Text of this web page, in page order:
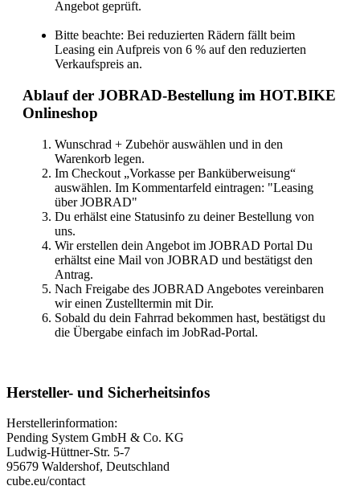
Angebot geprüft.
Bitte beachte: Bei reduzierten Rädern fällt beim
Leasing ein Aufpreis von 6 % auf den reduzierten
Verkaufspreis an.
Ablauf der JOBRAD-Bestellung im HOT.BIKE
Onlineshop
Wunschrad + Zubehör auswählen und in den
Warenkorb legen.
Im Checkout „Vorkasse per Banküberweisung“
auswählen. Im Kommentarfeld eintragen: "Leasing
über JOBRAD"
Du erhälst eine Statusinfo zu deiner Bestellung von
uns.
Wir erstellen dein Angebot im JOBRAD Portal Du
erhältst eine Mail von JOBRAD und bestätigst den
Antrag.
Nach Freigabe des JOBRAD Angebotes vereinbaren
wir einen Zustelltermin mit Dir.
Sobald du dein Fahrrad bekommen hast, bestätigst du
die Übergabe einfach im JobRad-Portal.
Hersteller- und Sicherheitsinfos
Herstellerinformation:
Pending System GmbH & Co. KG
Ludwig-Hüttner-Str. 5-7
95679 Waldershof, Deutschland
cube.eu/contact